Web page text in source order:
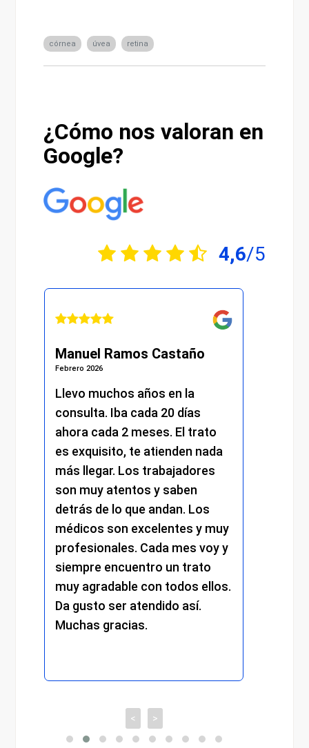
córnea úvea retina
¿Cómo nos valoran en
Google?
4,6/5
Ramos Castaño
años en la
Iba cada 20 días
2 meses. El trato
te atienden nada
Los trabajadores
atentos y saben
lo que andan. Los
son excelentes y muy
Cada mes voy y
encuentro un trato
con todos ellos.
ser atendido así.
gracias.
Julián Martínez
He recibido una
excelente desde el
momento. Desde la
me atendieron con
amabilidad y
y el resto del
mantuvo el mismo
trato cercano,
respetuoso. Se nota
compromiso y la
cada detalle. Sin
experiencia muy
< >